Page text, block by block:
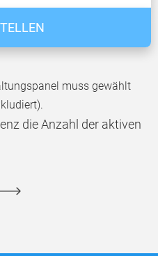
muss gewählt
die Anzahl der aktiven